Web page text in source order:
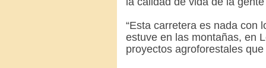
“Esta carretera es nada con
estuve en las montañas, en
proyectos agroforestales